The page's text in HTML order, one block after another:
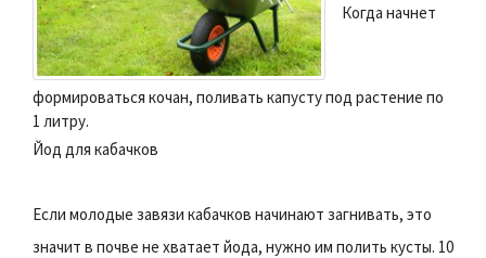
Когда начнет
формироваться кочан, поливать капусту под растение по
1 литру.
Йод для кабачков
Если молодые завязи кабачков начинают загнивать, это
значит в почве не хватает йода, нужно им полить кусты. 10